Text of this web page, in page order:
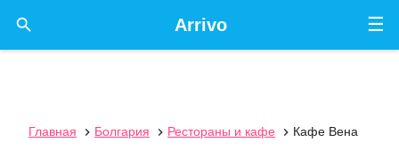
☰
Arrivo

Главная  Болгария  Рестораны и кафе  Кафе Вена